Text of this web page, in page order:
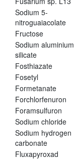
Sodium 5-
nitroguaiacolate
Fructose
Sodium aluminium
silicate
Fosthiazate
Fosetyl
Formetanate
Forchlorfenuron
Foramsulfuron
Sodium chloride
Sodium hydrogen
carbonate
Fluxapyroxad